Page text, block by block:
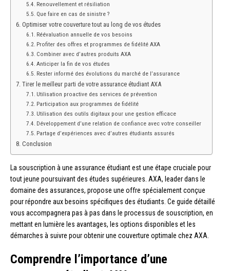
Renouvellement et résiliation
Que faire en cas de sinistre ?
Optimiser votre couverture tout au long de vos études
Réévaluation annuelle de vos besoins
Profiter des offres et programmes de fidélité AXA
Combiner avec d’autres produits AXA
Anticiper la fin de vos études
Rester informé des évolutions du marché de l’assurance
Tirer le meilleur parti de votre assurance étudiant AXA
Utilisation proactive des services de prévention
Participation aux programmes de fidélité
Utilisation des outils digitaux pour une gestion efficace
Développement d’une relation de confiance avec votre conseiller
Partage d’expériences avec d’autres étudiants assurés
Conclusion
La souscription à une assurance étudiant est une étape cruciale pour
tout jeune poursuivant des études supérieures. AXA, leader dans le
domaine des assurances, propose une offre spécialement conçue
pour répondre aux besoins spécifiques des étudiants. Ce guide détaillé
vous accompagnera pas à pas dans le processus de souscription, en
mettant en lumière les avantages, les options disponibles et les
démarches à suivre pour obtenir une couverture optimale chez AXA.
Comprendre l’importance d’une